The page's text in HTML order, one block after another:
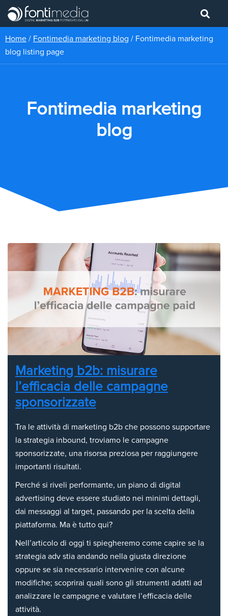
Home / Fontimedia marketing blog / Fontimedia marketing
blog listing page
Fontimedia marketing
blog
Marketing b2b: misurare
l’efficacia delle campagne
sponsorizzate
Tra le attività di marketing b2b che possono supportare
la strategia inbound, troviamo le campagne
sponsorizzate, una risorsa preziosa per raggiungere
importanti risultati.
Perché si riveli performante, un piano di digital
advertising deve essere studiato nei minimi dettagli,
dai messaggi al target, passando per la scelta della
piattaforma. Ma è tutto qui?
Nell’articolo di oggi ti spiegheremo come capire se la
strategia adv stia andando nella giusta direzione
oppure se sia necessario intervenire con alcune
modifiche; scoprirai quali sono gli strumenti adatti ad
analizzare le campagne e valutare l’efficacia delle
attività.